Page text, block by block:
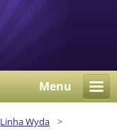
Menu
Linha Wyda
>